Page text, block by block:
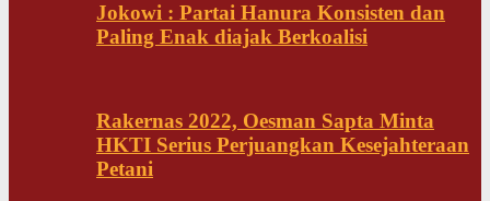
Jokowi : Partai Hanura Konsisten dan
Paling Enak diajak Berkoalisi
Rakernas 2022, Oesman Sapta Minta
HKTI Serius Perjuangkan Kesejahteraan
Petani